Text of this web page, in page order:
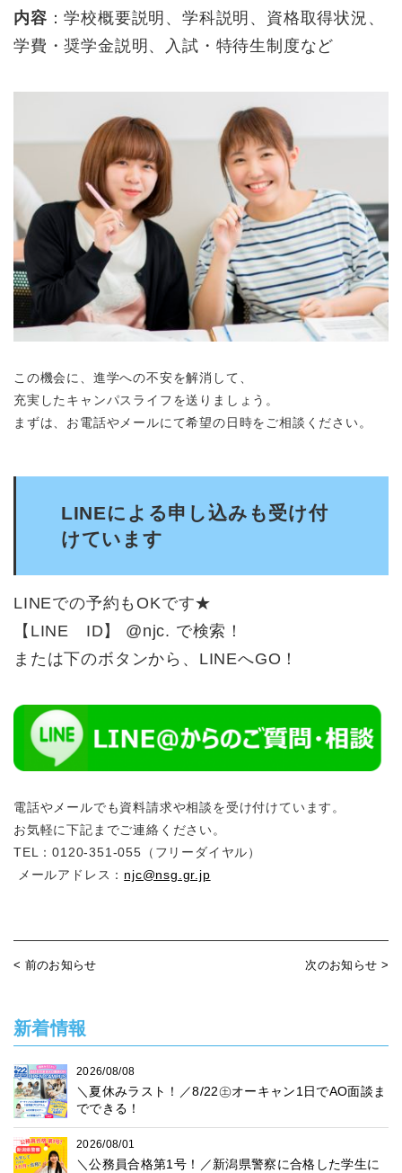
内容 ：学校概要説明、学科説明、資格取得状況、
学費・奨学金説明、入試・特待生制度など
この機会に、進学への不安を解消して、
充実したキャンパスライフを送りましょう。
まずは、お電話やメールにて希望の日時をご相談ください。
LINEによる申し込みも受け付
けています
LINEでの予約もOKです★
【LINE ID】 @njc. で検索！
または下のボタンから、LINEへGO！
電話やメールでも資料請求や相談を受け付けています。
お気軽に下記までご連絡ください。
TEL：0120-351-055（フリーダイヤル）
メールアドレス： njc@nsg.gr.jp
< 前のお知らせ 次のお知らせ >
新着情報
2026/08/08
＼夏休みラスト！／8/22㊏オーキャン1日でAO面談ま
でできる！
2026/08/01
＼公務員合格第1号！／新潟県警察に合格した学生に